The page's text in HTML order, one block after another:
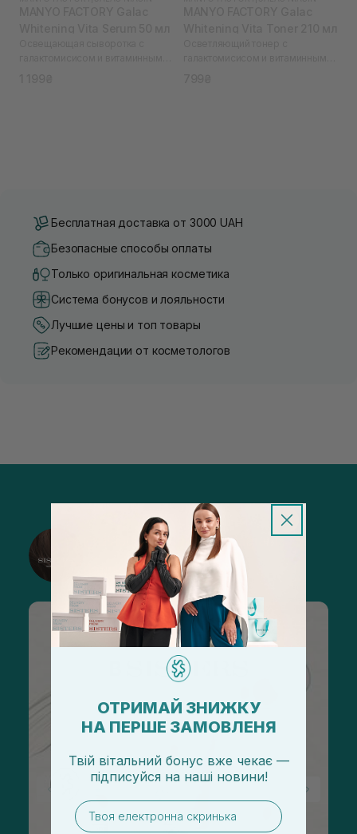
Бесплатная доставка от 3000 UAH
Безопасные способы оплаты
Только оригинальная косметика
Система бонусов и лояльности
Лучшие цены и топ товары
Рекомендации от косметологов
@sisters_stelmakh в Instagram
Подписаться
ОТРИМАЙ ЗНИЖКУ
НА ПЕРШЕ ЗАМОВЛЕНЯ
Твій вітальний бонус вже чекає —
підписуйся на наші новини!
email